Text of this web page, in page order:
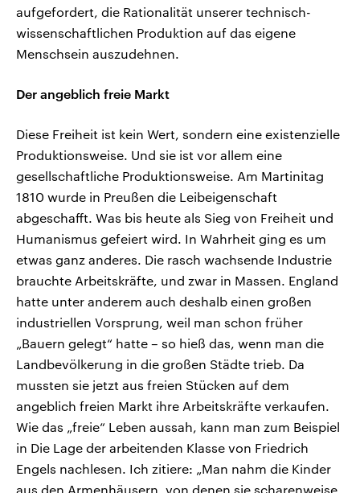
aufgefordert, die Rationalität unserer technisch-
wissenschaftlichen Produktion auf das eigene
Menschsein auszudehnen.
Der angeblich freie Markt
Diese Freiheit ist kein Wert, sondern eine existenzielle
Produktionsweise. Und sie ist vor allem eine
gesellschaftliche Produktionsweise. Am Martinitag
1810 wurde in Preußen die Leibeigenschaft
abgeschafft. Was bis heute als Sieg von Freiheit und
Humanismus gefeiert wird. In Wahrheit ging es um
etwas ganz anderes. Die rasch wachsende Industrie
brauchte Arbeitskräfte, und zwar in Massen. England
hatte unter anderem auch deshalb einen großen
industriellen Vorsprung, weil man schon früher
„Bauern gelegt“ hatte – so hieß das, wenn man die
Landbevölkerung in die großen Städte trieb. Da
mussten sie jetzt aus freien Stücken auf dem
angeblich freien Markt ihre Arbeitskräfte verkaufen.
Wie das „freie“ Leben aussah, kann man zum Beispiel
in Die Lage der arbeitenden Klasse von Friedrich
Engels nachlesen. Ich zitiere: „Man nahm die Kinder
aus den Armenhäusern, von denen sie scharenweise